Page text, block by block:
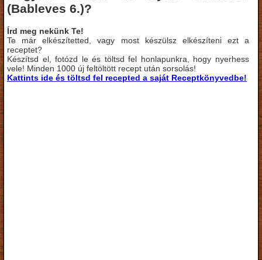
(Bableves 6.)?
Írd meg nekünk Te!
Te már elkészítetted, vagy most készülsz elkészíteni ezt a
receptet?
Készítsd el, fotózd le és töltsd fel honlapunkra, hogy nyerhess
vele! Minden 1000 új feltöltött recept után sorsolás!
Kattints ide és töltsd fel recepted a saját Receptkönyvedbe!